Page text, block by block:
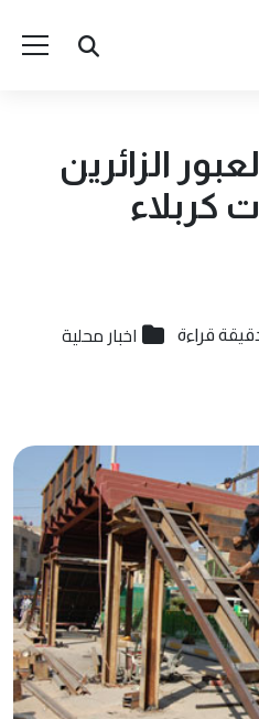
الزائرين
كربلاء
اخبار محلية